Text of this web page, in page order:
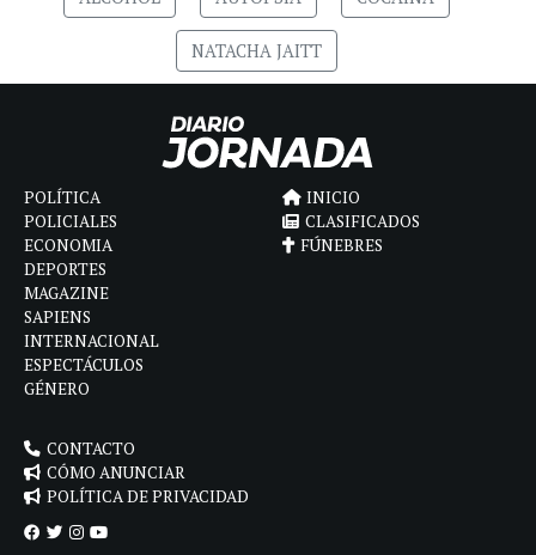
NATACHA JAITT
POLÍTICA
POLICIALES
ECONOMIA
DEPORTES
MAGAZINE
SAPIENS
INTERNACIONAL
ESPECTÁCULOS
GÉNERO
INICIO
CLASIFICADOS
FÚNEBRES
CONTACTO
CÓMO ANUNCIAR
POLÍTICA DE PRIVACIDAD